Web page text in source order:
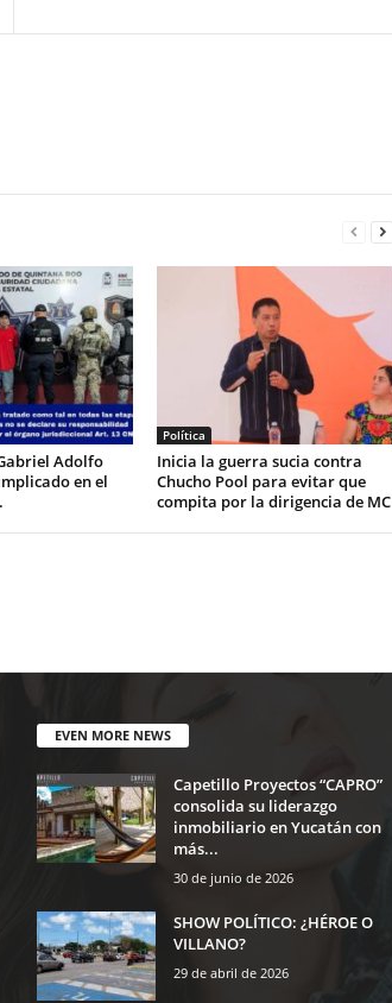
Adolfo
en el
Política
Inicia la guerra sucia contra
Chucho Pool para evitar que
compita por la dirigencia de MC
EVEN MORE NEWS
Capetillo Proyectos “CAPRO”
consolida su liderazgo
inmobiliario en Yucatán con
más...
30 de junio de 2026
SHOW POLÍTICO: ¿HÉROE O
VILLANO?
29 de abril de 2026